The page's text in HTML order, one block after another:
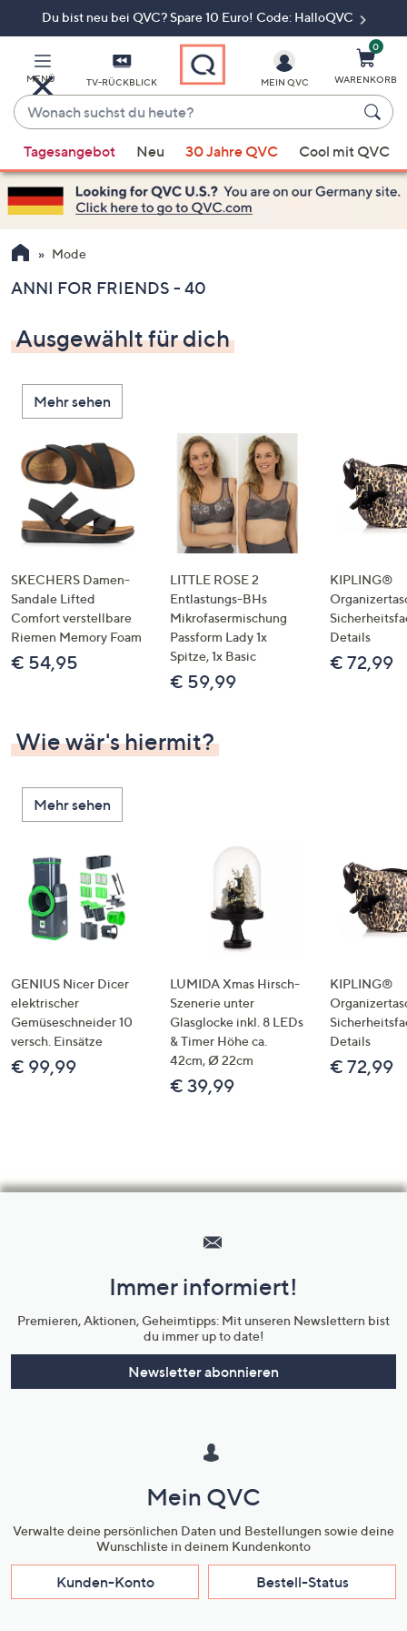
Du bist neu bei QVC? Spare 10 Euro! Code: HalloQVC
MENÜ TV-RÜCKBLICK
Wonach
suchst
du
heute?
Vorschläge
verfügbar
sind,
verwenden
Sie
Pfeiltasten
oben
und
nach
unten
oder
wischen
Sie
Touch-
Geräten
links
bzw.
rechts,
um
diese
MEIN QVC
0
WARENKORB
Tagesangebot Neu 30 Jahre QVC Cool mit QVC
Mode
ANNI FOR FRIENDS - 40
Ausgewählt für dich
Mehr sehen
SKECHERS Damen-
Sandale Lifted
Comfort verstellbare
Riemen Memory Foam
€ 54,95
LITTLE ROSE 2
Entlastungs-BHs
Mikrofasermischung
Passform Lady 1x
Spitze, 1x Basic
€ 59,99
KIPLING®
Details
€ 72,99
Wie wär's hiermit?
Mehr sehen
GENIUS Nicer Dicer
elektrischer
Gemüseschneider 10
versch. Einsätze
€ 99,99
LUMIDA Xmas Hirsch-
Szenerie unter
Glasglocke inkl. 8 LEDs
& Timer Höhe ca.
42cm, Ø 22cm
€ 39,99
KIPLING®
Details
€ 72,99
Unternehmensinformationen
Immer informiert!
Premieren, Aktionen, Geheimtipps: Mit unseren Newslettern bist
du immer up to date!
Newsletter abonnieren
Mein QVC
Verwalte deine persönlichen Daten und Bestellungen sowie deine
Wunschliste in deinem Kundenkonto
Kunden-Konto Bestell-Status